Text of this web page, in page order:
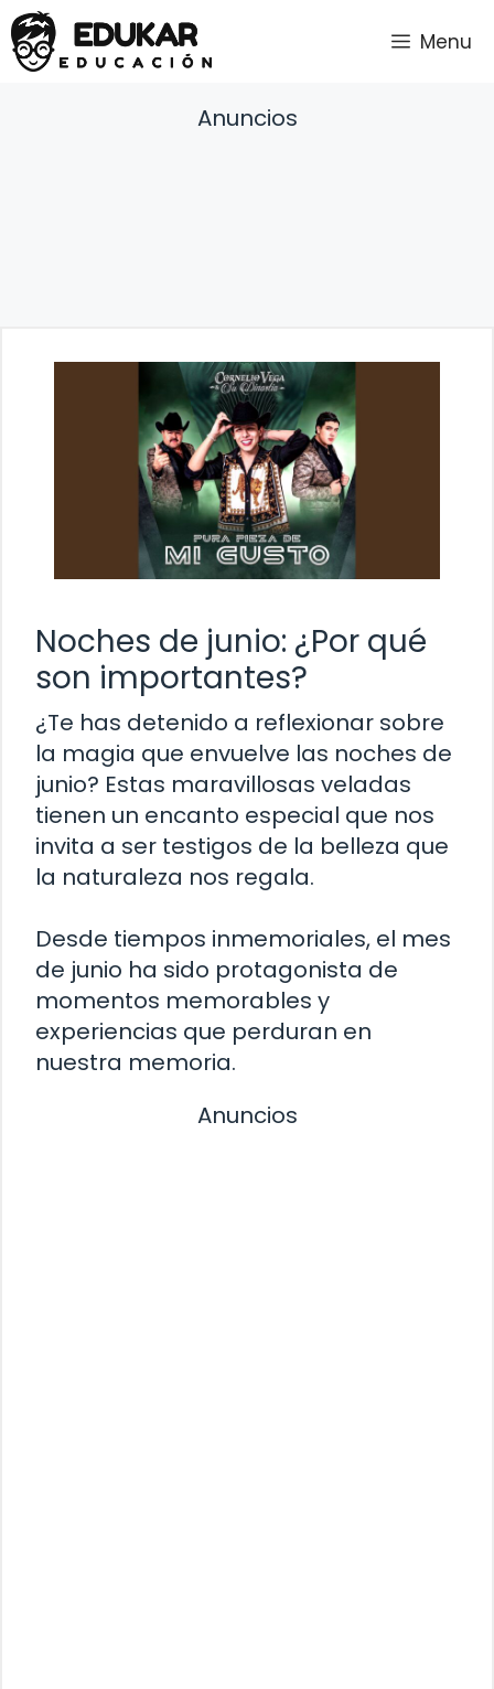
Saltar
al
contenido
Menu
Anuncios
Noches de junio: ¿Por qué
son importantes?
¿Te has detenido a reflexionar sobre
la magia que envuelve las noches de
junio? Estas maravillosas veladas
tienen un encanto especial que nos
invita a ser testigos de la belleza que
la naturaleza nos regala.
Desde tiempos inmemoriales, el mes
de junio ha sido protagonista de
momentos memorables y
experiencias que perduran en
nuestra memoria.
Anuncios